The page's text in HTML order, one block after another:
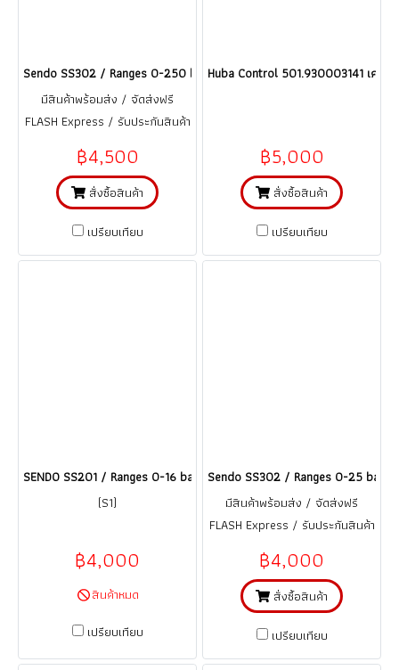
Sendo SS302 / Ranges 0-250 bar เซนเซอร์วัดความดัน Pressure
มีสินค้าพร้อมส่ง / จัดส่งฟรี
FLASH Express / รับประกันสินค้า
คู่มือ)
฿4,500
สั่งซื้อสินค้า
เปรียบเทียบ
Huba Control 501.930003141 เครื่
฿5,000
สั่งซื้อสินค้า
เปรียบเทียบ
SENDO SS201 / Ranges 0-16 bar เซนเซอร์วัดความดัน Pressure
(S1)
฿4,000
สินค้าหมด
เปรียบเทียบ
Sendo SS302 / Ranges 0-25 bar เ
มีสินค้าพร้อมส่ง / จัดส่งฟรี
FLASH Express / รับประกันสินค้า
คู่มือ)
฿4,000
สั่งซื้อสินค้า
เปรียบเทียบ